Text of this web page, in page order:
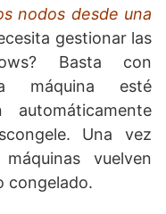
nodos desde una
gestionar las
Basta con
máquina esté
Una vez
vuelven
congelado.